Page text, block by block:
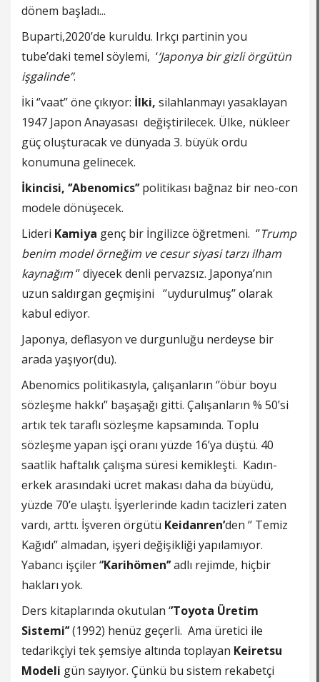
dönem başladı...
Buparti,2020’de kuruldu. Irkçı partinin you
tube’daki temel söylemi, ‘’Japonya bir gizli örgütün
işgalinde’’.
İki ‘’vaat’’ öne çıkıyor: İlki, silahlanmayı yasaklayan
1947 Japon Anayasası değiştirilecek. Ülke, nükleer
güç oluşturacak ve dünyada 3. büyük ordu
konumuna gelinecek.
İkincisi, ‘’Abenomics’’politikası bağnaz bir neo-con
modele dönüşecek.
Lideri Kamiya genç bir İngilizce öğretmeni. ‘’Trump
benim model örneğim ve cesur siyasi tarzı ilham
kaynağım‘’ diyecek denli pervazsız. Japonya’nın
uzun saldırgan geçmişini ‘’uydurulmuş’’ olarak
kabul ediyor.
Japonya, deflasyon ve durgunluğu nerdeyse bir
arada yaşıyor(du).
Abenomics politikasıyla, çalışanların ‘’öbür boyu
sözleşme hakkı’’ başaşağı gitti. Çalışanların % 50’si
artık tek taraflı sözleşme kapsamında. Toplu
sözleşme yapan işçi oranı yüzde 16’ya düştü. 40
saatlik haftalık çalışma süresi kemikleşti. Kadın-
erkek arasındaki ücret makası daha da büyüdü,
yüzde 70’e ulaştı. İşyerlerinde kadın tacizleri zaten
vardı, arttı. İşveren örgütü Keidanren’den ‘’ Temiz
Kağıdı’’ almadan, işyeri değişikliği yapılamıyor.
Yabancı işçiler ‘’Karihömen’’adlı rejimde, hiçbir
hakları yok.
Ders kitaplarında okutulan ‘’Toyota Üretim
Sistemi’’(1992) henüz geçerli. Ama üretici ile
tedarikçiyi tek şemsiye altında toplayan Keiretsu
Modeli gün sayıyor. Çünkü bu sistem rekabetçi